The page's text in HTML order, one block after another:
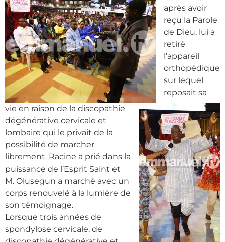
après avoir
reçu la Parole
de Dieu, lui a
retiré
l’appareil
orthopédique
sur lequel
reposait sa
vie en raison de la discopathie
dégénérative cervicale et
lombaire qui le privait de la
possibilité de marcher
librement. Racine a prié dans la
puissance de l’Esprit Saint et
M. Olusegun a marché avec un
corps renouvelé à la lumière de
son témoignage.
Lorsque trois années de
spondylose cervicale, de